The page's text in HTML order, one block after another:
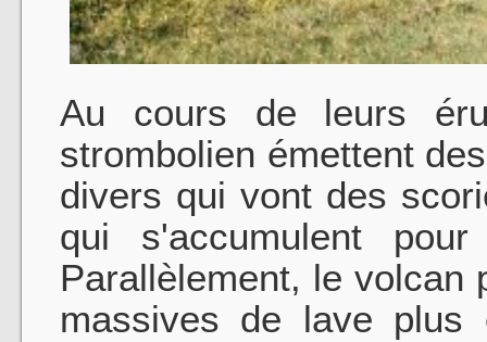
Au cours de leurs
strombolien émettent
divers qui vont des
qui s'accumulent
Parallèlement, le volcan
massives de lave plus